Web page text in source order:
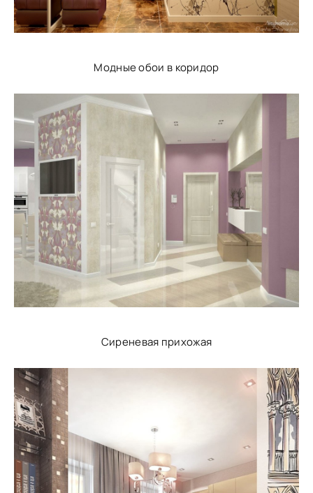
Модные обои в коридор
Сиреневая прихожая